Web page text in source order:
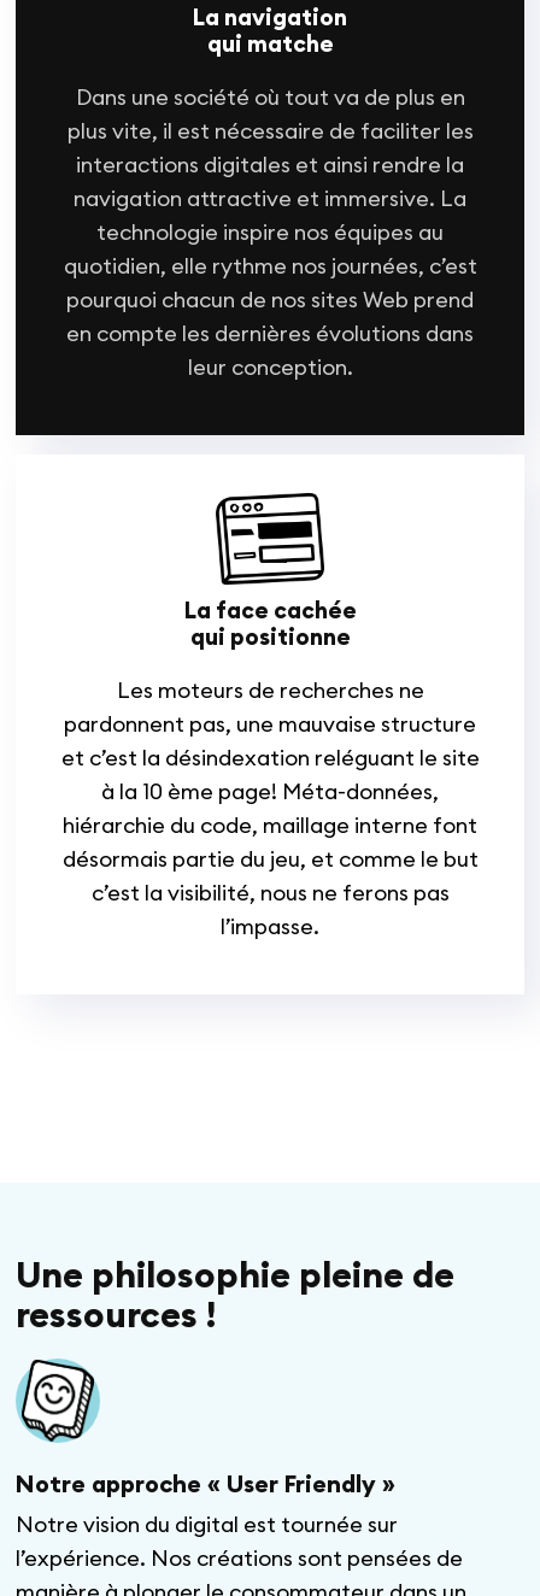
La navigation
qui matche
Dans une société où tout va de plus en
plus vite, il est nécessaire de faciliter les
interactions digitales et ainsi rendre la
navigation attractive et immersive. La
technologie inspire nos équipes au
quotidien, elle rythme nos journées, c’est
pourquoi chacun de nos sites Web prend
en compte les dernières évolutions dans
leur conception.
La face cachée
qui positionne
Les moteurs de recherches ne
pardonnent pas, une mauvaise structure
et c’est la désindexation reléguant le site
à la 10 ème page! Méta-données,
hiérarchie du code, maillage interne font
désormais partie du jeu, et comme le but
c’est la visibilité, nous ne ferons pas
l’impasse.
Une philosophie pleine de
ressources !
Notre approche « User Friendly »
Notre vision du digital est tournée sur
l’expérience. Nos créations sont pensées de